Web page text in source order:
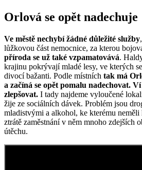
Orlová se opět nadechuje
Ve městě nechybí žádné důležité služby
lůžkovou část nemocnice, za kterou
příroda se už také vzpamatovává.
krajinu pokrývají mladé lesy, ve kterých
divocí bažanti. Podle místních tak má
a začíná se opět pomalu nadechovat.
zlepšovat. I tady najdeme vyloučené
žije ze sociálních dávek. Problém jsou
mladistvými a alkohol, ke kterému
ztrátě zaměstnání v něm mnoho zdejších
útěchu.